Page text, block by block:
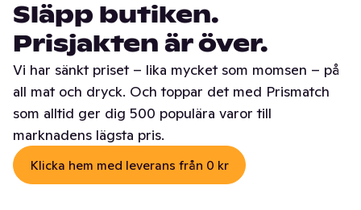
Släpp butiken.
Prisjakten är över.
Vi har sänkt priset – lika mycket som momsen – på
all mat och dryck. Och toppar det med Prismatch
som alltid ger dig 500 populära varor till
marknadens lägsta pris.
Klicka hem med leverans från 0 kr